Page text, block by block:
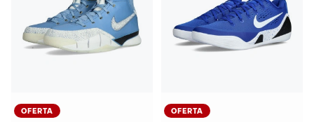
OFERTA OFERTA